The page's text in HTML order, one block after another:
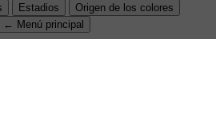
Estadios
Origen de los colores
← Menú principal